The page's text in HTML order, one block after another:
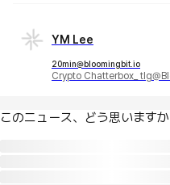
YM Lee
20min@bloomingbit.io
Crypto Chatterbox_
このニュース、どう思いますか